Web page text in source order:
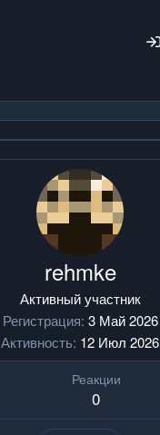
rehmke
Активный участник
Регистрация 3 Май 2026
Активность 12 Июл 2026
Реакции
0